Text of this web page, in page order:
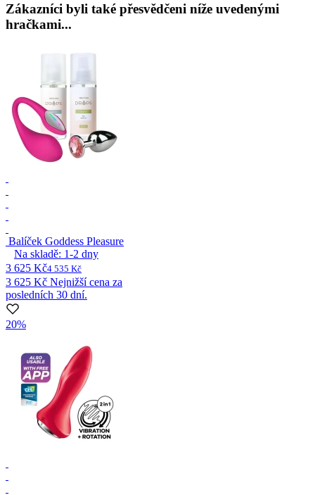
Zákazníci byli také přesvědčeni níže uvedenými
hračkami...
Balíček Goddess Pleasure
Na skladě: 1-2 dny
3 625 Kč4 535 Kč
3 625 Kč Nejnižší cena za
posledních 30 dní.
20%